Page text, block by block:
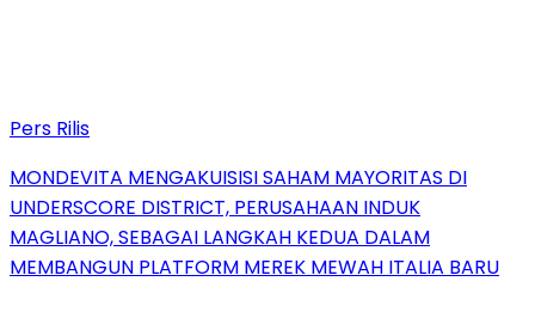
Pers Rilis
MONDEVITA MENGAKUISISI SAHAM MAYORITAS DI
UNDERSCORE DISTRICT, PERUSAHAAN INDUK
MAGLIANO, SEBAGAI LANGKAH KEDUA DALAM
MEMBANGUN PLATFORM MEREK MEWAH ITALIA BARU